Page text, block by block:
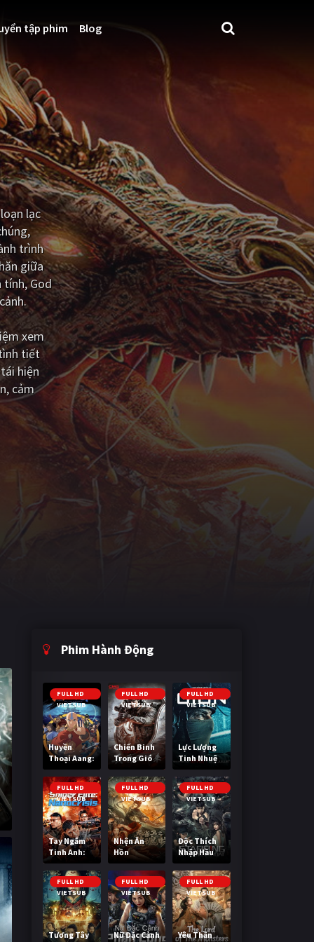
tập phim Blog
lạc
trình
giữa
tính, God
xem
tiết
hiện
cảm
Phim Hành Động
FULL HD
VIETSUB
Huyền
Thoại Aang:
Tiết Khí Sư
Cuối Cùng
FULL HD
VIETSUB
Chiến Binh
Trong Gió
FULL HD
VIETSUB
Lực Lượng
Tinh Nhuệ
FULL HD
VIETSUB
Tay Ngắm
Tinh Anh:
Nguy Cơ
Nano
FULL HD
VIETSUB
Nhện Ăn
Hồn
FULL HD
VIETSUB
Độc Thích
Nhập Hầu
FULL HD
VIETSUB
Tương Tây
FULL HD
VIETSUB
Nữ Đặc Cảnh
FULL HD
VIETSUB
Yêu Thần